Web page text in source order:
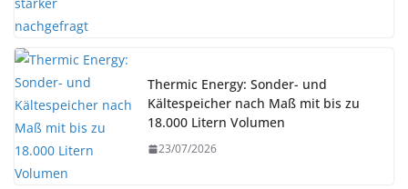
Thermic Energy: Sonder- und
Kältespeicher nach Maß mit bis zu
18.000 Litern Volumen
23/07/2026